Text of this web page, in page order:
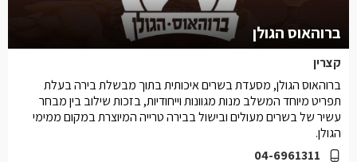
ברוהאוס הגולן
קצרין
04-6961311
ברוהאוס הגולן, מסעדת בשרים איכותית בתוך מבשלת בירה בעלת
תפריט מיוחד המשלב מנות מגוונות וייחודיות, בזכות שילוב בין מבחר
עשיר של בשרים מעולים ובישול בבירה טרייה המיוצרת במקום ממימי
הגולן.